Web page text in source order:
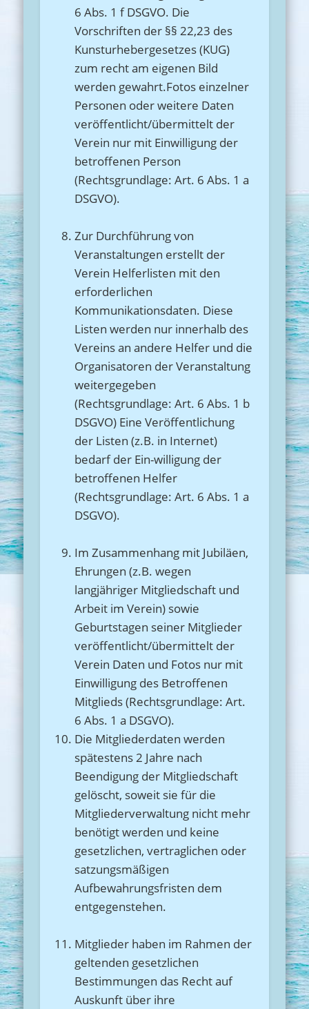
6 Abs. 1 f DSGVO. Die
Vorschriften der §§ 22,23 des
Kunsturhebergesetzes (KUG)
zum recht am eigenen Bild
werden gewahrt.Fotos einzelner
Personen oder weitere Daten
veröffentlicht/übermittelt der
Verein nur mit Einwilligung der
betroffenen Person
(Rechtsgrundlage: Art. 6 Abs. 1 a
DSGVO).
Zur Durchführung von
Veranstaltungen erstellt der
Verein Helferlisten mit den
erforderlichen
Kommunikationsdaten. Diese
Listen werden nur innerhalb des
Vereins an andere Helfer und die
Organisatoren der Veranstaltung
weitergegeben
(Rechtsgrundlage: Art. 6 Abs. 1 b
DSGVO) Eine Veröffentlichung
der Listen (z.B. in Internet)
bedarf der Ein-willigung der
betroffenen Helfer
(Rechtsgrundlage: Art. 6 Abs. 1 a
DSGVO).
Im Zusammenhang mit Jubiläen,
Ehrungen (z.B. wegen
langjähriger Mitgliedschaft und
Arbeit im Verein) sowie
Geburtstagen seiner Mitglieder
veröffentlicht/übermittelt der
Verein Daten und Fotos nur mit
Einwilligung des Betroffenen
Mitglieds (Rechtsgrundlage: Art.
6 Abs. 1 a DSGVO).
Die Mitgliederdaten werden
spätestens 2 Jahre nach
Beendigung der Mitgliedschaft
gelöscht, soweit sie für die
Mitgliederverwaltung nicht mehr
benötigt werden und keine
gesetzlichen, vertraglichen oder
satzungsmäßigen
Aufbewahrungsfristen dem
entgegenstehen.
Mitglieder haben im Rahmen der
geltenden gesetzlichen
Bestimmungen das Recht auf
Auskunft über ihre